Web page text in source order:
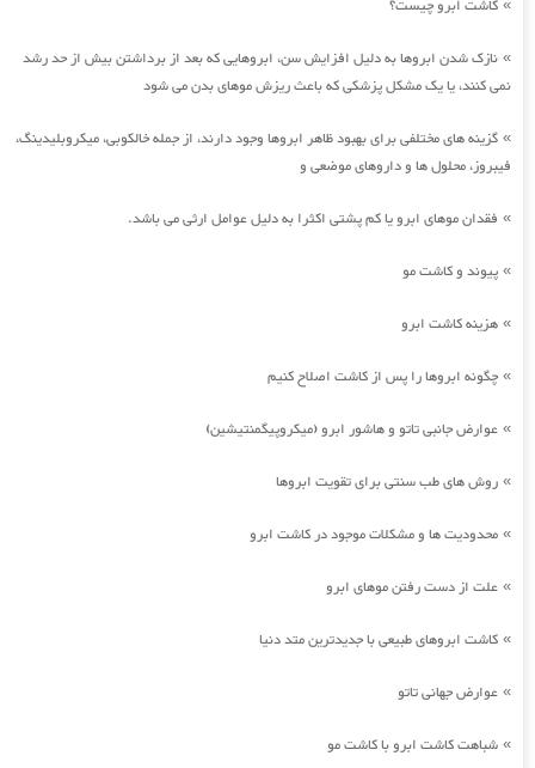
» کاشت ابرو چیست؟
» نازک شدن ابروها به دلیل افزایش سن، ابروهایی که بعد از برداشتن بیش از حد رشد
نمی کنند، یا یک مشکل پزشکی که باعث ریزش موهای بدن می شود
» گزینه های مختلفی برای بهبود ظاهر ابروها وجود دارند، از جمله خالکوبی، میکروبلیدینگ،
فیبروز، محلول ها و داروهای موضعی و
» فقدان موهای ابرو یا کم پشتی اکثرا به دلیل عوامل ارثی می باشد.
» پیوند و کاشت مو
» هزینه کاشت ابرو
» چگونه ابروها را پس از کاشت اصلاح کنیم
» عوارض جانبی تاتو و هاشور ابرو (میکروپیگمنتیشین)
» روش های طب سنتی برای تقویت ابروها
» محدودیت ها و مشکلات موجود در کاشت ابرو
» علت از دست رفتن موهای ابرو
» کاشت ابروهای طبیعی با جدیدترین متد دنیا
» عوارض جهانی تاتو
» شباهت کاشت ابرو با کاشت مو